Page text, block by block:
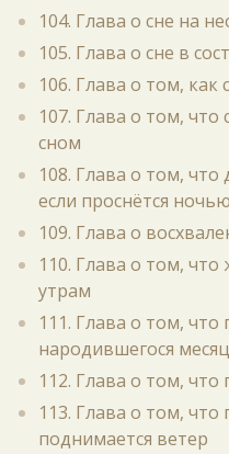
104. Глава о сне на
105. Глава о сне в
106. Глава о том, как
107. Глава о том, что
сном
108. Глава о том,
если проснётся ночью
109. Глава о
110. Глава о том,
утрам
111. Глава о том, что
народившегося
112. Глава о том,
113. Глава о том, что
поднимается ветер